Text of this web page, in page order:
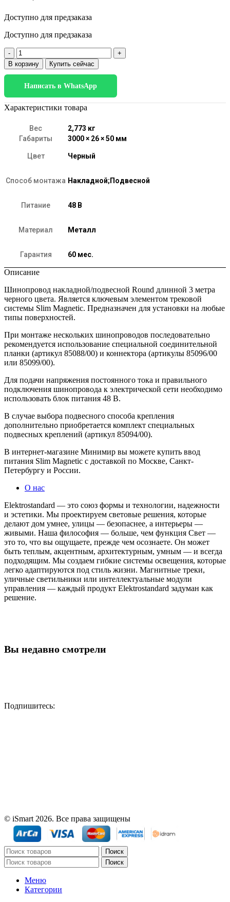
Доступно для предзаказа
Доступно для предзаказа
Количество
товара
Slim
Шинопровод
накладной
(черный)
85127/00
В корзину Купить сейчас
Написать в WhatsApp
Характеристики товара
Вес
2,773 кг
Габариты
3000 × 26 × 50 мм
Цвет Черный
Способ монтажа Накладной;Подвесной
Питание 48 В
Материал Металл
Гарантия 60 мес.
Описание
Шинопровод накладной/подвесной Round длинной 3 метра
черного цвета. Является ключевым элементом трековой
системы Slim Magnetic. Предназначен для установки на любые
типы поверхностей.
При монтаже нескольких шинопроводов последовательно
рекомендуется использование специальной соединительной
планки (артикул 85088/00) и коннектора (артикулы 85096/00
или 85099/00).
Для подачи напряжения постоянного тока и правильного
подключения шинопровода к электрической сети необходимо
использовать блок питания 48 В.
В случае выбора подвесного способа крепления
дополнительно приобретается комплект специальных
подвесных креплений (артикул 85094/00).
В интернет-магазине Минимир вы можете купить ввод
питания Slim Magnetic с доставкой по Москве, Санкт-
Петербургу и России.
О нас
Elektrostandard — это союз формы и технологии, надежности
и эстетики. Мы проектируем световые решения, которые
делают дом умнее, улицы — безопаснее, а интерьеры —
живыми. Наша философия — больше, чем функция Свет —
это то, что вы ощущаете, прежде чем осознаете. Он может
быть теплым, акцентным, архитектурным, умным — и всегда
подходящим. Мы создаем гибкие системы освещения, которые
легко адаптируются под стиль жизни. Магнитные треки,
уличные светильники или интеллектуальные модули
управления — каждый продукт Elektrostandard задуман как
решение.
Вы недавно смотрели
Подпишитесь:
© iSmart 2026. Все права защищены
Поиск
Поиск
Меню
Категории